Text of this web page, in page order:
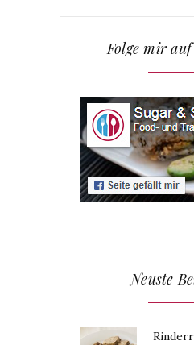
Folge mir auf
Neuste